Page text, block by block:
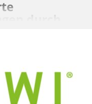
profitieren: Die
der Lösungen von
ermöglicht